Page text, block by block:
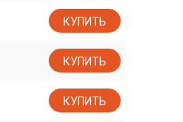
КУПИТЬ
КУПИТЬ
КУПИТЬ